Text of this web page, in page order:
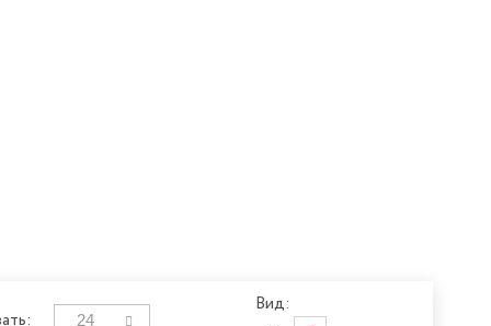
24
Вид: